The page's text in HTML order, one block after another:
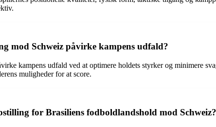
mod Schweiz påvirke kampens udfald?
kampens udfald ved at optimere holdets styrker og minimere
muligheder for at score.
for Brasiliens fodboldlandshold mod Schweiz?